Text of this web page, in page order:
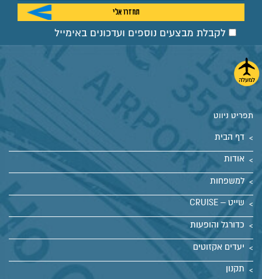
לקבלת מבצעים נוספים ועדכונים באימייל
תפריט ניווט
דף הבית
אודות
למשפחות
שייט – CRUISE
כדורגל והופעות
יעדים אקזוטים
תקנון